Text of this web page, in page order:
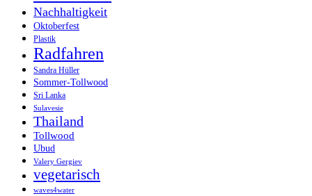
Nachhaltigkeit
Oktoberfest
Plastik
Radfahren
Sandra Hüller
Sommer-Tollwood
Sri Lanka
Sulavesie
Thailand
Tollwood
Ubud
Valery Gergiev
vegetarisch
waves4water